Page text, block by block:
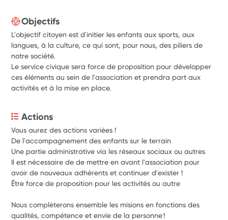
Objectifs
L'objectif citoyen est d'initier les enfants aux sports, aux
langues, à la culture, ce qui sont, pour nous, des piliers de
notre société.
Le service civique sera force de proposition pour développer
ces éléments au sein de l'association et prendra part aux
activités et à la mise en place.
Actions
Vous aurez des actions variées !
De l'accompagnement des enfants sur le terrain
Une partie administrative via les réseaux sociaux ou autres
Il est nécessaire de de mettre en avant l'association pour
avoir de nouveaux adhérents et continuer d'exister !
Être force de proposition pour les activités ou autre
Nous complèterons ensemble les misions en fonctions des
qualités, compétence et envie de la personne !